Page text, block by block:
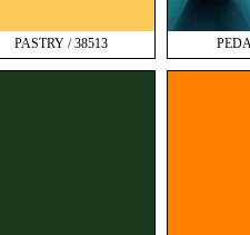
PASTRY / 38513